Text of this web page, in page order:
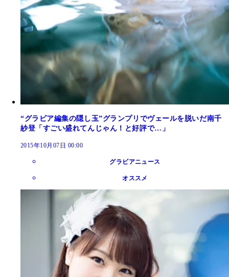
“グラビア編集の隠し玉”グランプリでヴェールを脱いだ南千
紗登「すごい盛れてんじゃん！と好評で…」
2015年10月07日 00:00
グラビアニュース
オススメ